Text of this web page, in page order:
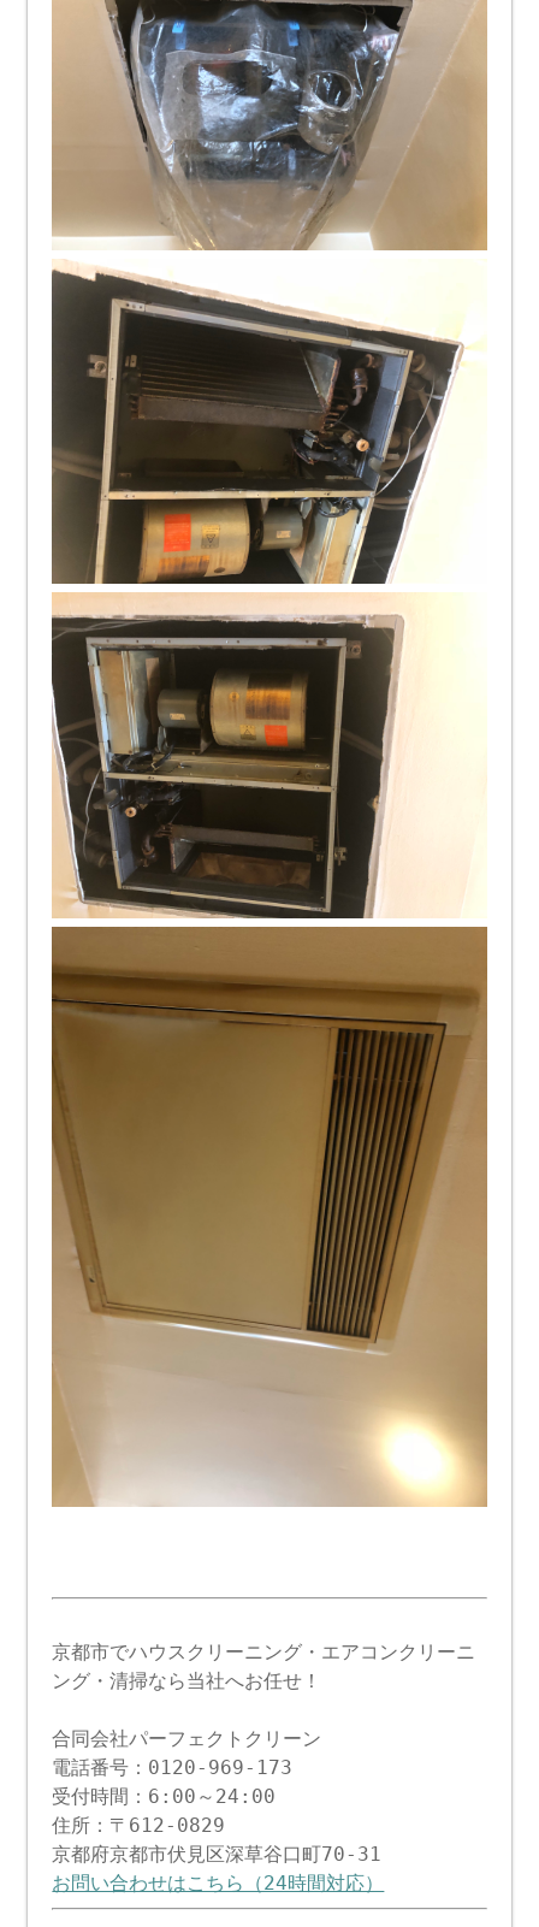
京都市でハウスクリーニング・エアコンクリーニ
ング・清掃なら当社へお任せ！
合同会社パーフェクトクリーン
電話番号：0120-969-173
受付時間：6:00～24:00
住所：〒612-0829
京都府京都市伏見区深草谷口町70-31
お問い合わせはこちら（24時間対応）